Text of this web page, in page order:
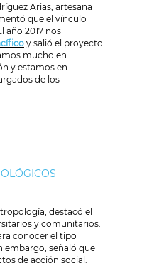
Arias, artesana
que el vínculo
año 2017 nos
y salió el proyecto
mucho en
y estamos en
de los
destacó el
y comunitarios.
conocer el tipo
embargo, señaló que
de acción social.